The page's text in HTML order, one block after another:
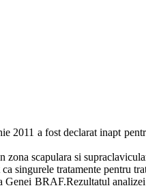
a fost declarat inapt
scapulara si
tratamente pentru
BRAF.Rezultatul